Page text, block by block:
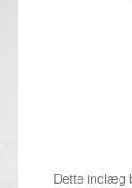
Dette indlæg